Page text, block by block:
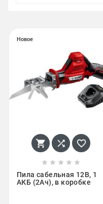
Новое
  
    
Пила сабельная 12В, 1
АКБ (2Ач), в коробке